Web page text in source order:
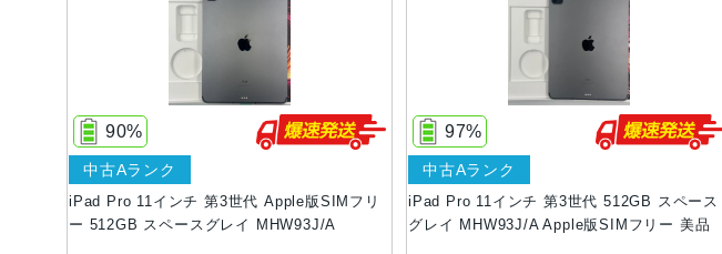
iPad Pro 11インチ 第3世代 Apple版SIMフリ
ー 512GB スペースグレイ MHW93J/A
90%
中古Aランク
iPad Pro 11インチ 第3世代 512GB スペース
グレイ MHW93J/A Apple版SIMフリー 美品
97%
中古Aランク